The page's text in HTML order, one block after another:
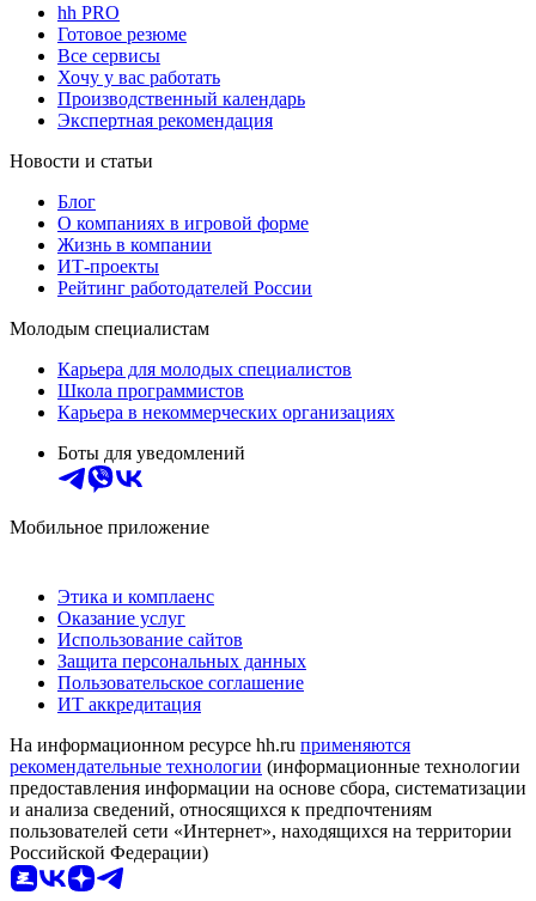
hh PRO
Готовое резюме
Все сервисы
Хочу у вас работать
Производственный календарь
Экспертная рекомендация
Новости и статьи
Блог
О компаниях в игровой форме
Жизнь в компании
ИТ-проекты
Рейтинг работодателей России
Молодым специалистам
Карьера для молодых специалистов
Школа программистов
Карьера в некоммерческих организациях
Боты для уведомлений
Мобильное приложение
Этика и комплаенс
Оказание услуг
Использование сайтов
Защита персональных данных
Пользовательское соглашение
ИТ аккредитация
На информационном ресурсе hh.ru применяются
рекомендательные технологии (информационные технологии
предоставления информации на основе сбора, систематизации
и анализа сведений, относящихся к предпочтениям
пользователей сети «Интернет», находящихся на территории
Российской Федерации)